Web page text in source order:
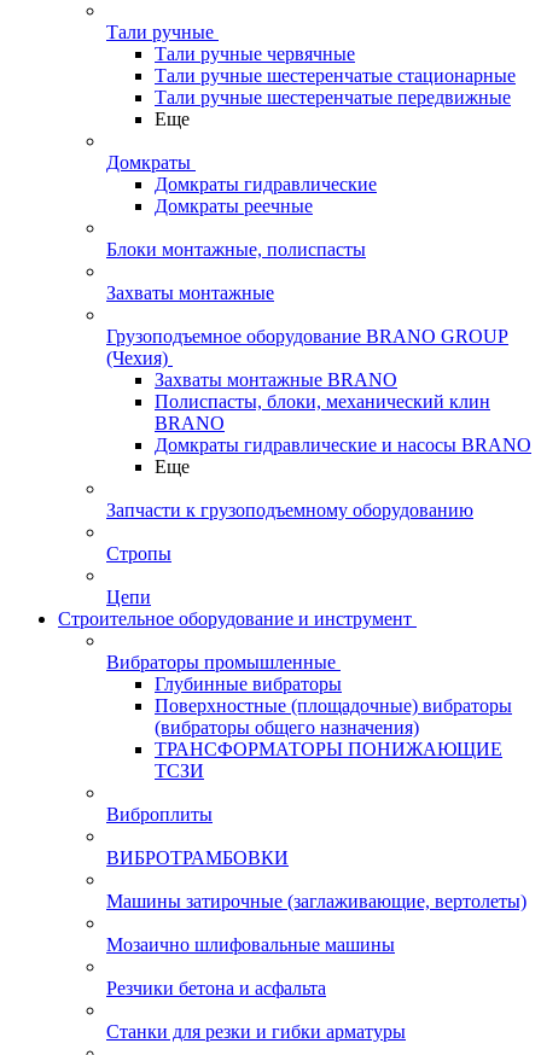
Тали ручные
Тали ручные червячные
Тали ручные шестеренчатые стационарные
Тали ручные шестеренчатые передвижные
Еще
Домкраты
Домкраты гидравлические
Домкраты реечные
Блоки монтажные, полиспасты
Захваты монтажные
Грузоподъемное оборудование BRANO GROUP
(Чехия)
Захваты монтажные BRANO
Полиспасты, блоки, механический клин
BRANO
Домкраты гидравлические и насосы BRANO
Еще
Запчасти к грузоподъемному оборудованию
Стропы
Цепи
Строительное оборудование и инструмент
Вибраторы промышленные
Глубинные вибраторы
Поверхностные (площадочные) вибраторы
(вибраторы общего назначения)
ТРАНСФОРМАТОРЫ ПОНИЖАЮЩИЕ
ТСЗИ
Виброплиты
ВИБРОТРАМБОВКИ
Машины затирочные (заглаживающие, вертолеты)
Мозаично шлифовальные машины
Резчики бетона и асфальта
Станки для резки и гибки арматуры